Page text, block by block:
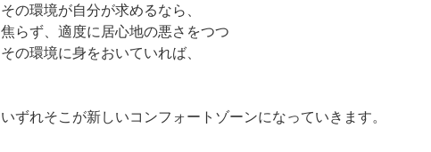
その環境が自分が求めるなら、
焦らず、適度に居心地の悪さをつつ
その環境に身をおいていれば、
いずれそこが新しいコンフォートゾーンになっていきます。